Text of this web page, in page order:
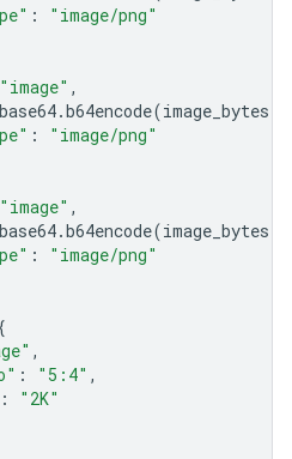
:
"image/png"
"image" ,
base64.b64encode(image_bytes
:
"image/png"
"image" ,
base64.b64encode(image_bytes
:
"image/png"
,
: "5:4" ,
:
"2K"